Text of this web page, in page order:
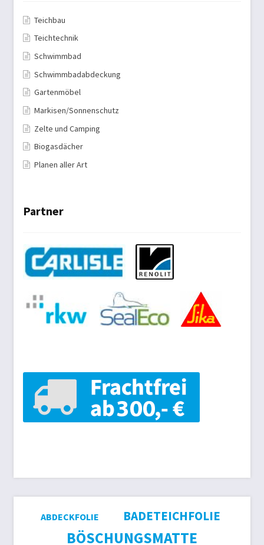
Teichbau
Teichtechnik
Schwimmbad
Schwimmbadabdeckung
Gartenmöbel
Markisen/Sonnenschutz
Zelte und Camping
Biogasdächer
Planen aller Art
Partner
ABDECKFOLIE BADETEICHFOLIE
BÖSCHUNGSMATTE